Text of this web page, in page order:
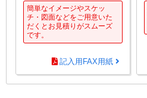
簡単なイメージやスケッ
チ・図面などをご用意いた
だくとお見積りがスムーズ
です。
記入用FAX用紙